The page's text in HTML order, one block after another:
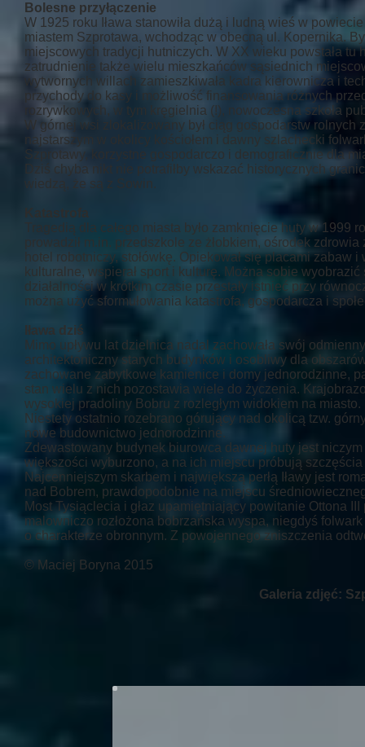
Bolesne przyłączenie
W 1925 roku Iława stanowiła dużą i ludną wieś w
miastem Szprotawa, wchodząc w obecną ul. Kopernika.
miejscowych tradycji hutniczych. W XX wieku powstała
zatrudnienie także wielu mieszkańców sąsiednich
wytwornych willach zamieszkiwała kadra kierownicza i
przychody do kasy i możliwość finansowania różnych
rozrywkowych, w tym kręgielnia (!), nowoczesna szkoła
W górnej wsi zlokalizowany był ciąg gospodarstw
najstarszym w okolicy kościołem i dawny szlachecki
Szprotawy, korzystne gospodarczo i demograficznie dla
Dziś chyba nikt nie potrafiłby wskazać historycznych
wiedzą, że są z Sowin.
Tragedią dla całego miasta było zamknięcie huty w
prowadził m.in. przedszkole ze żłobkiem, ośrodek
hotel robotniczy, stołówkę. Opiekował się placami zabaw
kulturalne, wspierał sport i kulturę. Można sobie
działalności w krótkim czasie przestały istnieć przy
można użyć sformułowania katastrofa, gospodarcza i
Iława dziś
Mimo upływu lat dzielnica nadal zachowała swój
architektoniczny starych budynków i osobliwy dla
zachowane zabytkowe kamienice i domy jednorodzinne,
stan wielu z nich pozostawia wiele do życzenia.
wysokiej pradoliny Bobru z rozległym widokiem na
Niestety ostatnio rozebrano górujący nad okolicą tzw.
nowe budownictwo jednorodzinne.
Zdewastowany budynek biurowca dawnej huty jest
większości wyburzono, a na ich miejscu próbują
Najcenniejszym skarbem i największą perłą Iławy jest
nad Bobrem, prawdopodobnie na miejscu
Most Tysiąclecia i głaz upamiętniający powitanie Ottona
malowniczo rozłożona bobrzańska wyspa, niegdyś
o charakterze obronnym. Z powojennego zniszczenia
© Maciej Boryna 2015
Galeria zdjęć: